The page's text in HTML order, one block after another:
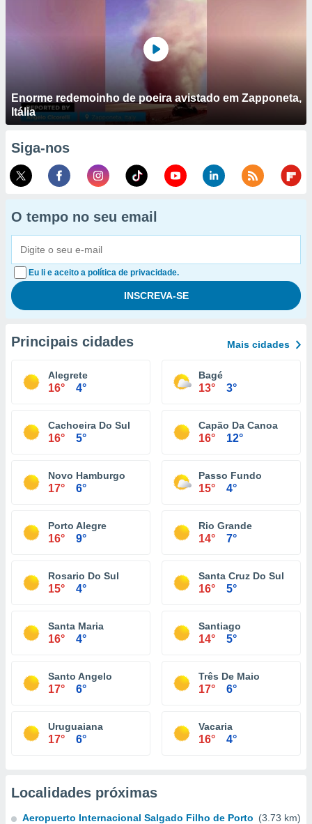
Enorme redemoinho de poeira avistado em Zapponeta,
Itália
Siga-nos
O tempo no seu email
Eu li e aceito a política de privacidade.
Principais cidades Mais cidades
Alegrete
16° 4°
Bagé
13° 3°
Cachoeira Do Sul
16° 5°
Capão Da Canoa
16° 12°
Novo Hamburgo
17° 6°
Passo Fundo
15° 4°
Porto Alegre
16° 9°
Rio Grande
14° 7°
Rosario Do Sul
15° 4°
Santa Cruz Do Sul
16° 5°
Santa Maria
16° 4°
Santiago
14° 5°
Santo Angelo
17° 6°
Três De Maio
17° 6°
Uruguaiana
17° 6°
Vacaria
16° 4°
Localidades próximas
Aeropuerto Internacional Salgado Filho de Porto (3.73 km)